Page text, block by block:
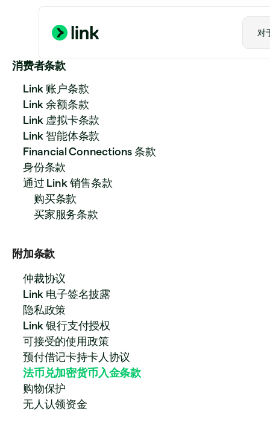
对
消费者条款
Link 账户条款
Link 余额条款
Link 虚拟卡条款
Link 智能体条款
Financial Connections 条款
身份条款
通过 Link 销售条款
购买条款
买家服务条款
附加条款
仲裁协议
Link 电子签名披露
隐私政策
Link 银行支付授权
可接受的使用政策
预付借记卡持卡人协议
法币兑加密货币入金条款
购物保护
无人认领资金